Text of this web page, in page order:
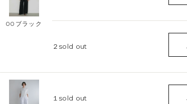
00ブラック
２ sold out
１ sold out